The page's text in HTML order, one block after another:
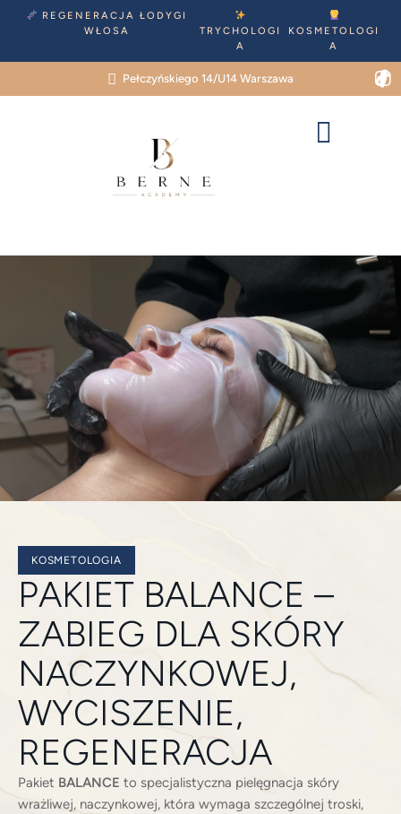
REGENERACJA ŁODYGI
WŁOSA
TRYCHOLOGI
A
KOSMETOLOGI
A
Pełczyńskiego 14/U14 Warszawa
KOSMETOLOGIA
PAKIET BALANCE –
ZABIEG DLA SKÓRY
NACZYNKOWEJ,
WYCISZENIE,
REGENERACJA
Pakiet BALANCE to specjalistyczna pielęgnacja skóry
wrażliwej, naczynkowej, która wymaga szczególnej troski,